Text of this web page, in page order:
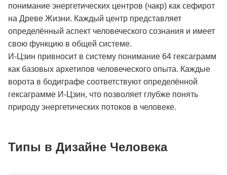
понимание энергетических центров (чакр) как сефирот
на Древе Жизни. Каждый центр представляет
определённый аспект человеческого сознания и имеет
свою функцию в общей системе.
И-Цзин привносит в систему понимание 64 гексаграмм
как базовых архетипов человеческого опыта. Каждые
ворота в бодиграфе соответствуют определённой
гексаграмме И-Цзин, что позволяет глубже понять
природу энергетических потоков в человеке.
Типы в Дизайне Человека